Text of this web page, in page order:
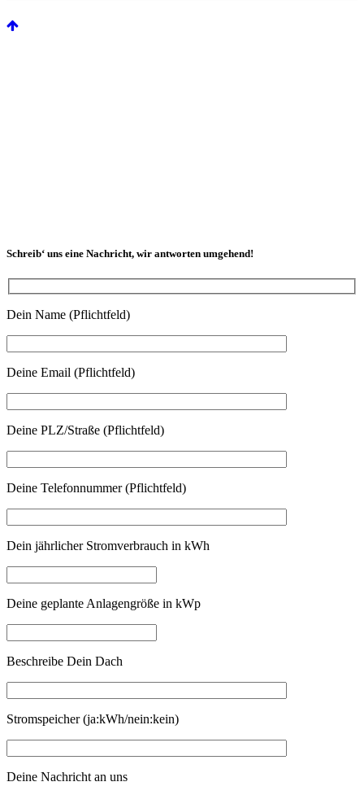
Schreib‘ uns eine Nachricht, wir antworten umgehend!
Dein Name (Pflichtfeld)
Deine Email (Pflichtfeld)
Deine PLZ/Straße (Pflichtfeld)
Deine Telefonnummer (Pflichtfeld)
Dein jährlicher Stromverbrauch in kWh
Deine geplante Anlagengröße in kWp
Beschreibe Dein Dach
Stromspeicher (ja:kWh/nein:kein)
Deine Nachricht an uns